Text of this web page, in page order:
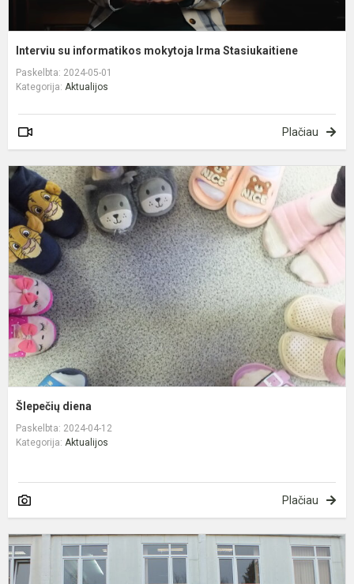
Interviu su informatikos mokytoja Irma Stasiukaitiene
Paskelbta: 2024-05-01
Kategorija: Aktualijos
Plačiau
Šlepečių diena
Paskelbta: 2024-04-12
Kategorija: Aktualijos
Plačiau